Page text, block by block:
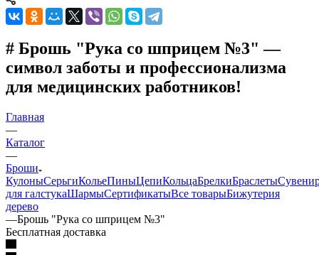
# Брошь "Рука со шприцем №3" —
символ заботы и профессионализма
для медицинских работников!
Главная
—
Каталог
—
Броши
КулоныСерьгиКольеПиныЦепиКольцаБрелкиБраслеты
для галстукаШармыСертификатыВсе товарыБижутерия
дерево
—Брошь "Рука со шприцем №3"
Бесплатная доставка